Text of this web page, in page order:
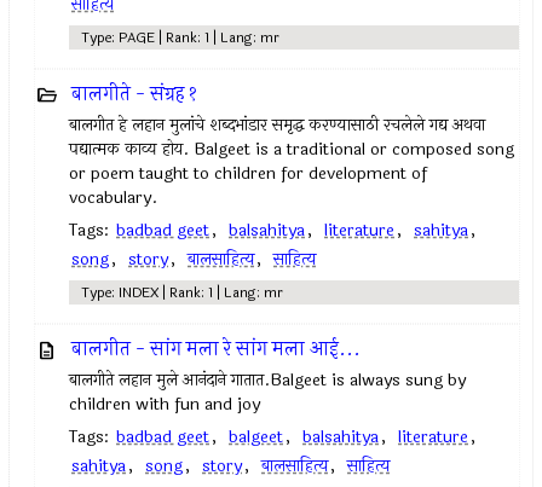
Type: PAGE | Rank: 1 | Lang: mr
बालगीते - संग्रह १
बालगीत हे लहान मुलांचे शब्दभांडार समृद्ध करण्यासाठी रचलेले गद्य अथवा
पद्यात्मक काव्य होय. Balgeet is a traditional or composed song
or poem taught to children for development of
vocabulary.
Tags: badbad geet, balsahitya, literature, sahitya,
song, story, बालसाहित्य, साहित्य
Type: INDEX | Rank: 1 | Lang: mr
बालगीत - सांग मला रे सांग मला आई...
बालगीते लहान मुले आनंदाने गातात.Balgeet is always sung by
children with fun and joy
Tags: badbad geet, balgeet, balsahitya, literature,
sahitya, song, story, बालसाहित्य, साहित्य